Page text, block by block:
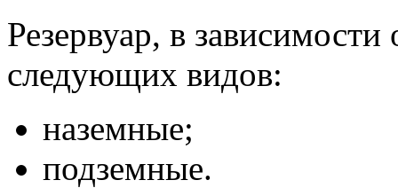
Резервуар, в
следующих видов:
наземные;
подземные.